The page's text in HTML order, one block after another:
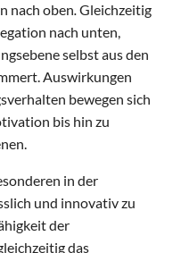
nach oben Gleichzeitig
nach unten,
selbst aus den
Auswirkungen
bewegen sich
bis hin zu
in der
und innovativ zu
der
das